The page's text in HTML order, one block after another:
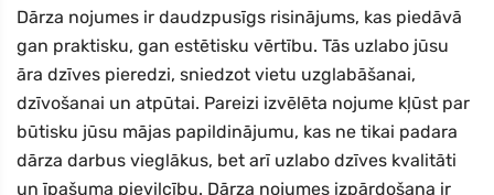
Dārza nojumes ir daudzpusīgs risinājums, kas piedāvā
gan praktisku, gan estētisku vērtību. Tās uzlabo jūsu
āra dzīves pieredzi, sniedzot vietu uzglabāšanai,
dzīvošanai un atpūtai. Pareizi izvēlēta nojume kļūst par
būtisku jūsu mājas papildinājumu, kas ne tikai padara
dārza darbus vieglākus, bet arī uzlabo dzīves kvalitāti
un īpašuma pievilcību. Dārza nojumes izpārdošana ir